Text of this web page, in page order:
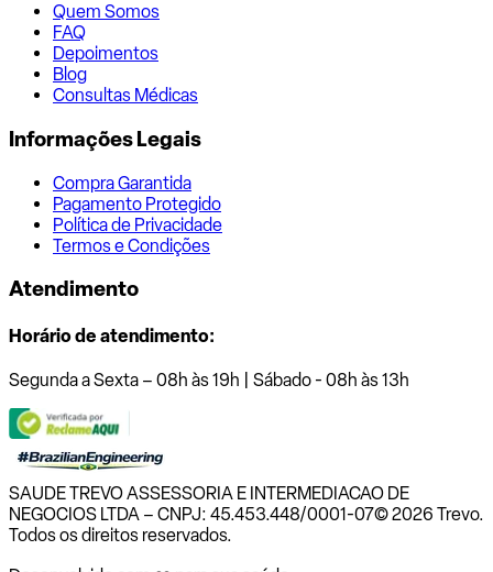
Quem Somos
FAQ
Depoimentos
Blog
Consultas Médicas
Informações Legais
Compra Garantida
Pagamento Protegido
Política de Privacidade
Termos e Condições
Atendimento
Horário de atendimento:
Segunda a Sexta – 08h às 19h | Sábado - 08h às 13h
SAUDE TREVO ASSESSORIA E INTERMEDIACAO DE
NEGOCIOS LTDA – CNPJ: 45.453.448/0001-07© 2026 Trevo.
Todos os direitos reservados.